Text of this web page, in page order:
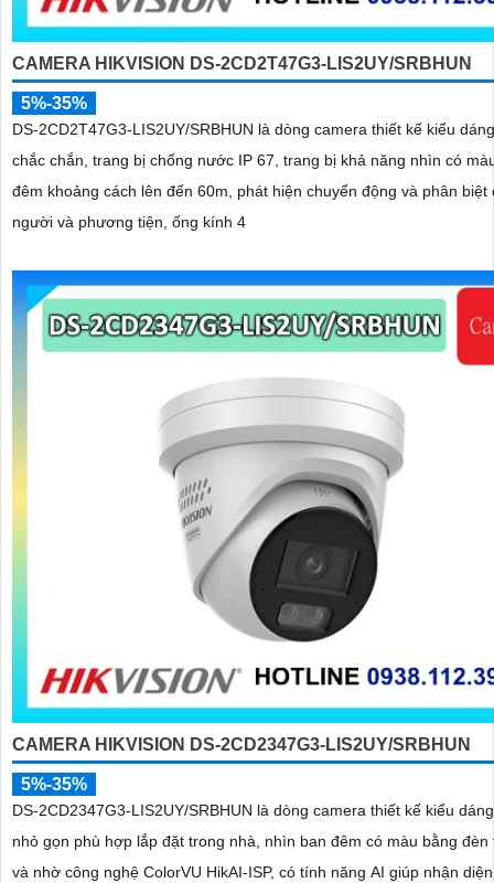
CAMERA HIKVISION DS-2CD2T47G3-LIS2UY/SRBHUN
5%-35%
DS-2CD2T47G3-LIS2UY/SRBHUN là dòng camera thiết kế kiểu
chắc chắn, trang bị chống nước IP 67, trang bị khả năng nhìn có màu vào ban
đêm khoảng cách lên đến 60m, phát hiện chuyển động và phân biệt
người và phương tiện, ống kính 4
CAMERA HIKVISION DS-2CD2347G3-LIS2UY/SRBHUN
5%-35%
DS-2CD2347G3-LIS2UY/SRBHUN là dòng camera thiết kế kiểu
nhỏ gọn phù hợp lắp đặt trong nhà, nhìn ban đêm có màu bằng đèn
và nhờ công nghệ ColorVU HikAI-ISP, có tính năng AI giúp nhận